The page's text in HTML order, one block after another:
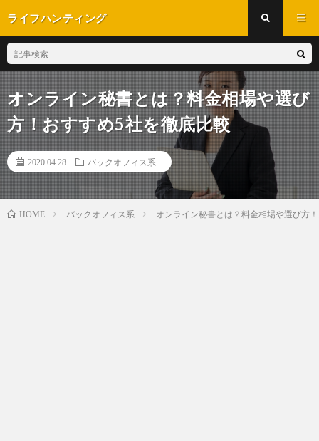
ライフハンティング
オンライン秘書とは？料金相場や選び
方！おすすめ5社を徹底比較
2020.04.28 バックオフィス系
HOME バックオフィス系 オンライン秘書とは？料金相場や選び方